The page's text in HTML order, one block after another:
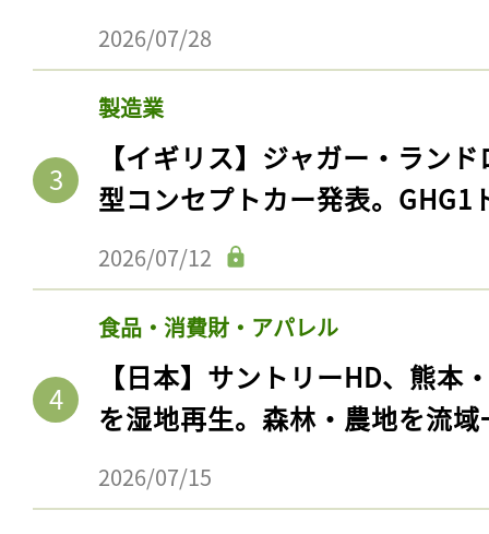
2026/07/28
製造業
【イギリス】ジャガー・ラン
型コンセプトカー発表。GHG1
2026/07/12
食品・消費財・アパレル
【日本】サントリーHD、熊本
を湿地再生。森林・農地を流
2026/07/15